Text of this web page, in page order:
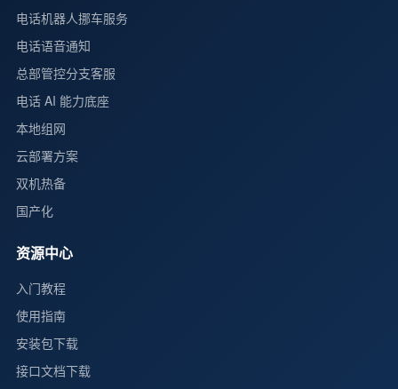
电话机器人挪车服务
电话语音通知
总部管控分支客服
电话 AI 能力底座
本地组网
云部署方案
双机热备
国产化
资源中心
入门教程
使用指南
安装包下载
接口文档下载